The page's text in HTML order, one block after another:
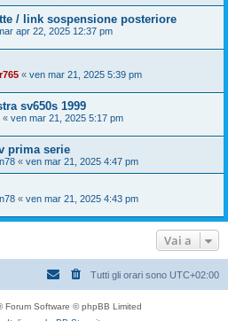
/ link sospensione posteriore
apr 22, 2025 12:37 pm
« ven mar 21, 2025 5:39 pm
sv650s 1999
« ven mar 21, 2025 5:17 pm
prima serie
« ven mar 21, 2025 4:47 pm
« ven mar 21, 2025 4:43 pm
Vai a
Tutti gli orari sono UTC+02:00
Forum Software © phpBB Limited